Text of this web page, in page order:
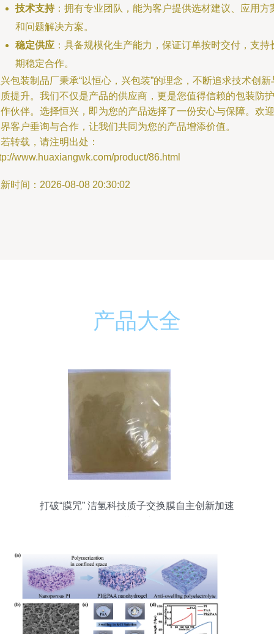
技术支持：拥有专业团队，能为客户提供选材建议、应用方
和问题解决方案。
稳定供应 ：具备规模化生产能力，保证订单按时交付，支持
期稳定合作。
包装制品厂秉承“以恒心，兴包装”的理念，不断追求技术创新
提升。我们不仅是产品的供应商，更是您值得信赖的包装防护
伙伴。选择恒兴，即为您的产品选择了一份安心与保障。欢迎
客户垂询与合作，让我们共同为您的产品增添价值。
转载，请注明出处：
www.huaxiangwk.com/product/86.html
时间：2026-08-08 20:30:02
产品大全
打破“膜咒” 洁氢科技质子交换膜自主创新加速